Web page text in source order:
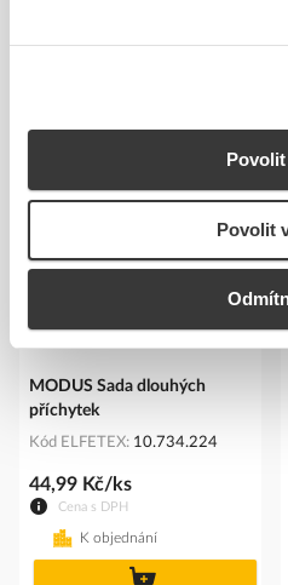
Povolit
Povolit
Podobné produkty
MODUS Sada dlouhých
příchytek
Kód ELFETEX 10.734.224
Cena s DPH
44,99 Kč/ks
K objednání